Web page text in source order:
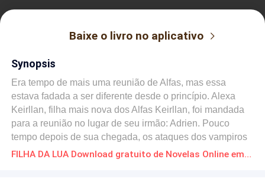
Baixe o livro no aplicativo
Synopsis
Era tempo de mais uma reunião de Alfas, mas essa
estava fadada a ser diferente desde o princípio. Alexa
Keirllan, filha mais nova dos Alfas Keirllan, foi mandada
para a reunião no lugar de seu irmão: Adrien. Pouco
tempo depois de sua chegada, os ataques dos vampiros
começaram e, antes que percebesse, Alexa estava
FILHA DA LUA Download gratuito de Novelas Online em PDF